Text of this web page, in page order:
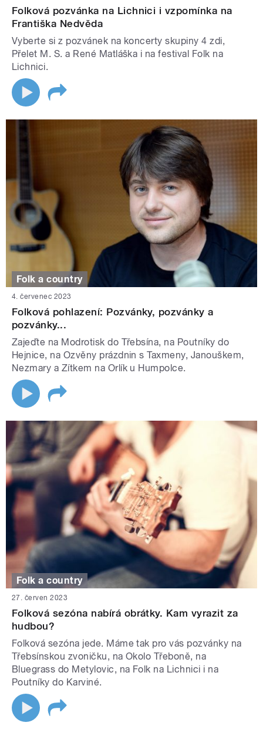
Folková pozvánka na Lichnici i vzpomínka na
Františka Nedvěda
Vyberte si z pozvánek na koncerty skupiny 4 zdi,
Přelet M. S. a René Matláška i na festival Folk na
Lichnici.
Folk a country
4. červenec 2023
Folková pohlazení: Pozvánky, pozvánky a
pozvánky...
Zajeďte na Modrotisk do Třebsína, na Poutníky do
Hejnice, na Ozvěny prázdnin s Taxmeny, Janouškem,
Nezmary a Zítkem na Orlík u Humpolce.
Folk a country
27. červen 2023
Folková sezóna nabírá obrátky. Kam vyrazit za
hudbou?
Folková sezóna jede. Máme tak pro vás pozvánky na
Třebsínskou zvoničku, na Okolo Třeboně, na
Bluegrass do Metylovic, na Folk na Lichnici i na
Poutníky do Karviné.